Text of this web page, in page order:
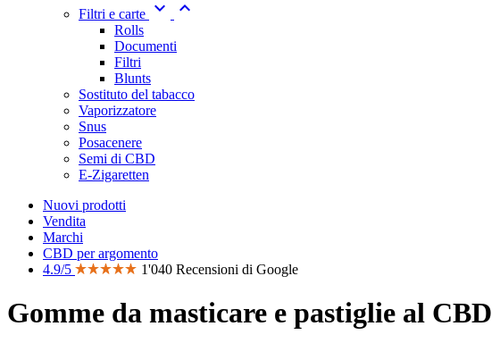
Filtri e carte  
Rolls
Documenti
Filtri
Blunts
Sostituto del tabacco
Vaporizzatore
Snus
Posacenere
Semi di CBD
E-Zigaretten
Nuovi prodotti
Vendita
Marchi
CBD per argomento
4.9/5
1'040 Recensioni di Google
Gomme da masticare e pastiglie al CBD